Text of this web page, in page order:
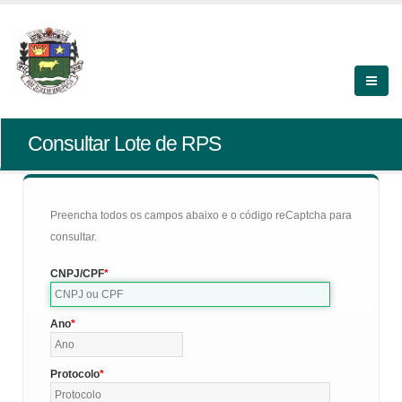
Consultar Lote de RPS
Preencha todos os campos abaixo e o código reCaptcha para
consultar.
CNPJ/CPF
Ano
Protocolo